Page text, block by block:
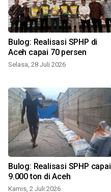
Bulog: Realisasi SPHP di
Aceh capai 70 persen
Selasa, 28 Juli 2026
Bulog: Realisasi SPHP capai
9.000 ton di Aceh
Kamis, 2 Juli 2026